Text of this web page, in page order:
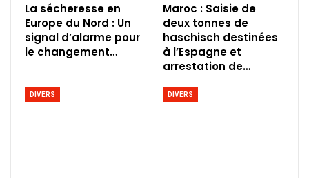
La sécheresse en
Europe du Nord : Un
signal d’alarme pour
le changement…
Maroc : Saisie de
deux tonnes de
haschisch destinées
à l’Espagne et
arrestation de…
DIVERS DIVERS